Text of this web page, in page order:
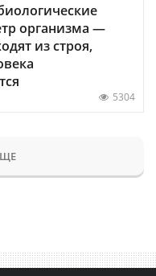
организма —
из строя,
5304